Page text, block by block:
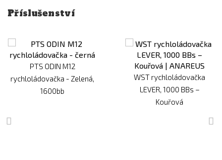
Příslušenství
PTS ODIN M12
rychloládovačka - Zelená,
1600bb
WST rychloládovačka
LEVER, 1000 BBs –
Kouřová